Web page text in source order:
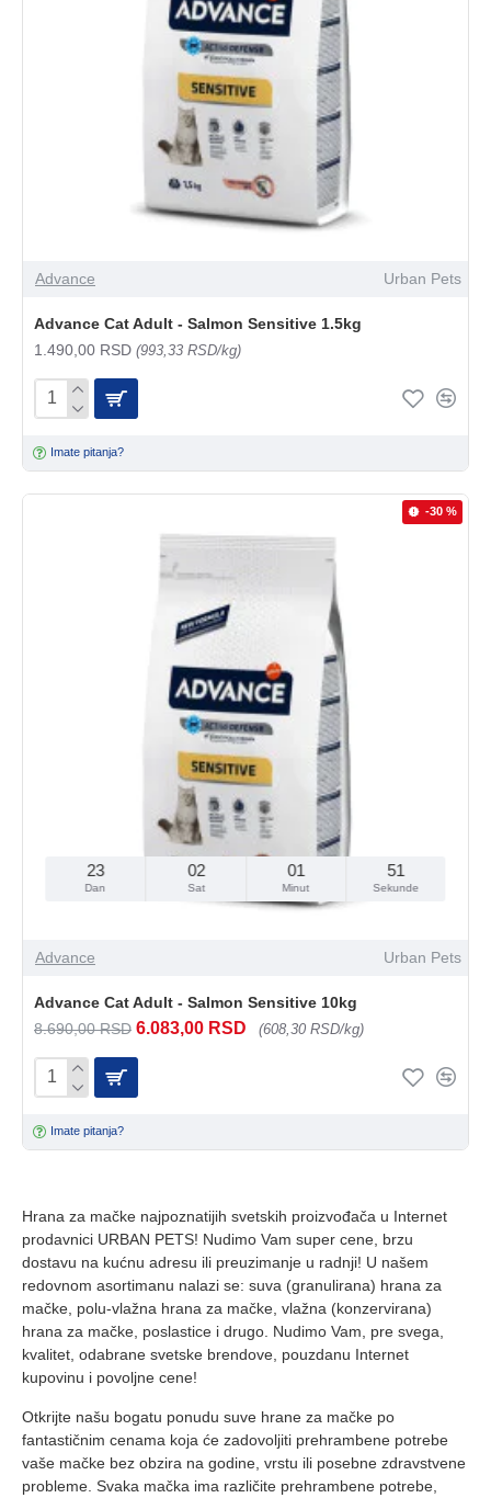
Advance Urban Pets
Advance Cat Adult - Salmon Sensitive 1.5kg
1.490,00 RSD (993,33 RSD/kg)
Imate pitanja?
-30 %
23
Dan
02
Sat
01
Minut
49
Sekunde
Advance Urban Pets
Advance Cat Adult - Salmon Sensitive 10kg
8.690,00 RSD 6.083,00 RSD (608,30 RSD/kg)
Imate pitanja?
Hrana za mačke najpoznatijih svetskih proizvođača u Internet
prodavnici URBAN PETS! Nudimo Vam super cene, brzu
dostavu na kućnu adresu ili preuzimanje u radnji! U našem
redovnom asortimanu nalazi se: suva (granulirana) hrana za
mačke, polu-vlažna hrana za mačke, vlažna (konzervirana)
hrana za mačke, poslastice i drugo. Nudimo Vam, pre svega,
kvalitet, odabrane svetske brendove, pouzdanu Internet
kupovinu i povoljne cene!
Otkrijte našu bogatu ponudu suve hrane za mačke po
fantastičnim cenama koja će zadovoljiti prehrambene potrebe
vaše mačke bez obzira na godine, vrstu ili posebne zdravstvene
probleme. Svaka mačka ima različite prehrambene potrebe,